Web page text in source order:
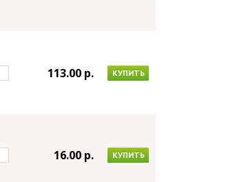
113.00 p. КУПИТЬ
16.00 p. КУПИТЬ